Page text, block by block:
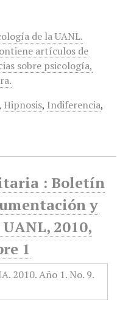
de la UANL.
artículos de
sobre psicología,
Hipnosis, Indiferencia,
: Boletín
y
2010,
1